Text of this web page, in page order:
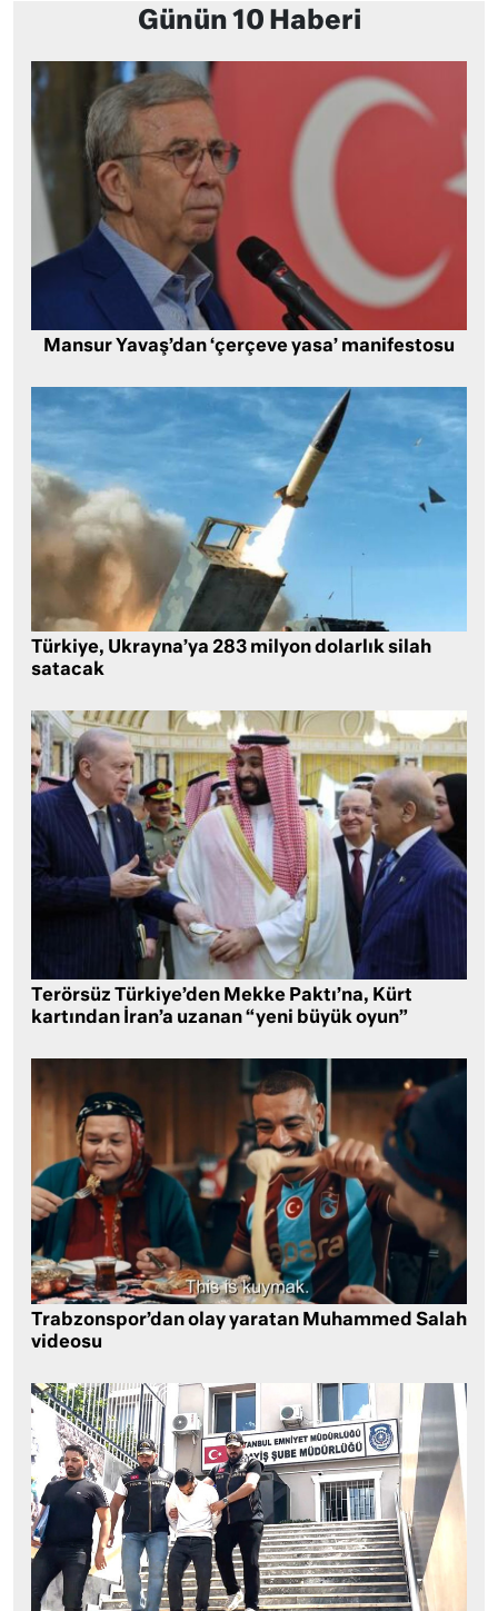
Günün 10 Haberi
Mansur Yavaş’dan ‘çerçeve yasa’ manifestosu
Türkiye, Ukrayna’ya 283 milyon dolarlık silah
satacak
Terörsüz Türkiye’den Mekke Paktı’na, Kürt
kartından İran’a uzanan “yeni büyük oyun”
Trabzonspor’dan olay yaratan Muhammed Salah
videosu